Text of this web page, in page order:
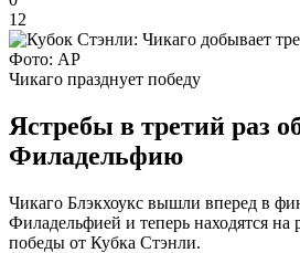
12
Фото: АР
Чикаго празднует победу
Ястребы в третий раз
Филадельфию
Чикаго Блэкхоукс вышли вперед в
Филадельфией и теперь находятся на
победы от Кубка Стэнли.